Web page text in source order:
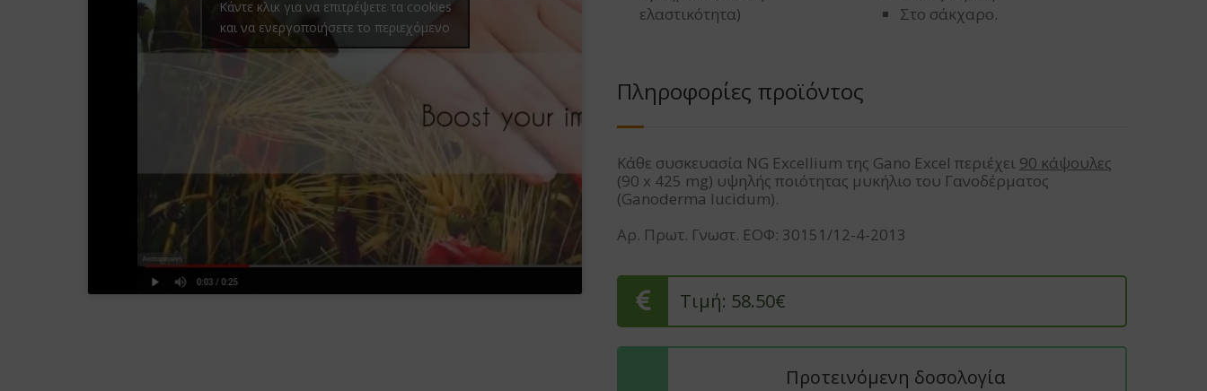
Κάντε κλικ για να επιτρέψετε τα cookies
και να ενεργοποιήσετε το περιεχόμενο
ελαστικότητα)
Στο σάκχαρο.
Πληροφορίες προϊόντος
Κάθε συσκευασία NG Excellium της Gano Excel περιέχει 90 κάψουλες
(90 x 425 mg) υψηλής ποιότητας μυκήλιο του Γανοδέρματος
(Ganoderma lucidum).
Αρ. Πρωτ. Γνωστ. ΕΟΦ: 30151/12-4-2013
Τιμή: 58.50€
Προτεινόμενη δοσολογία